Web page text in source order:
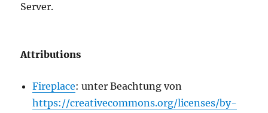
Server.
Attributions
Fireplace: unter Beachtung von
https://creativecommons.org/licenses/by-